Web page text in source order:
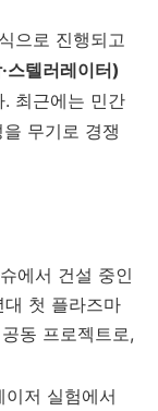
으로 진행되고
스텔러레이터)
. 최근에는 민간
무기로 경쟁
에서 건설 중인
첫 플라즈마
동 프로젝트로,
저 실험에서